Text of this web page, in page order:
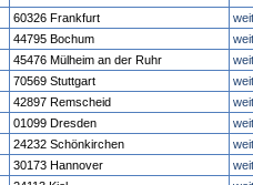
60326 Frankfurt
44795 Bochum
45476 Mülheim an der Ruhr
70569 Stuttgart
42897 Remscheid
01099 Dresden
24232 Schönkirchen
30173 Hannover